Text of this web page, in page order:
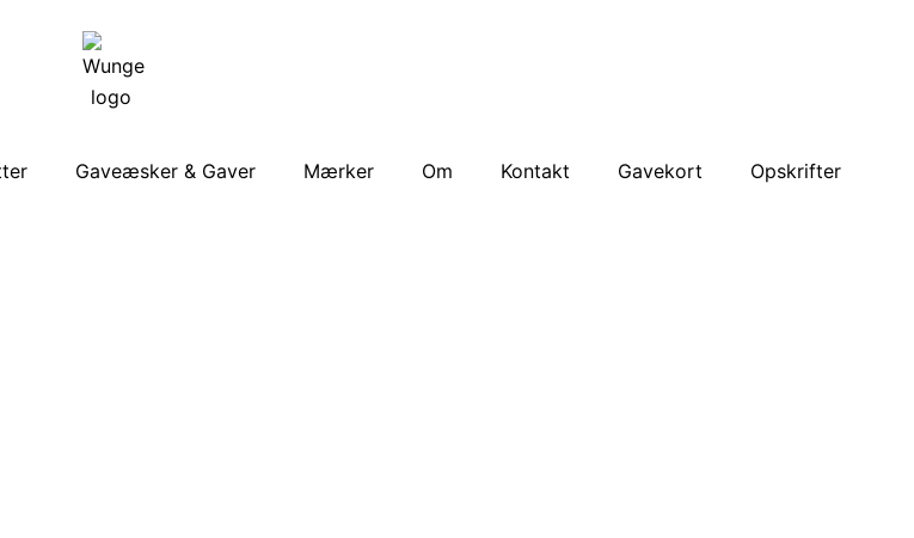
Gaveæsker & Gaver Mærker Om Kontakt Gavekort Opskrifter